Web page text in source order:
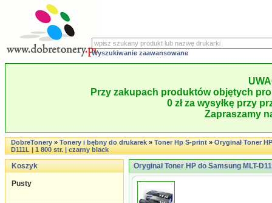
Wyszukiwanie zaawansowane
Przy zakupach produktów objętych
0 zł za wysyłkę przy
Zapraszamy
DobreTonery»Tonery i bębny do drukarek»Toner Hp S-print»Oryginał Toner
D111L | 1 800 str. | czarny black
Koszyk
Pusty
Oryginał Toner HP do Samsung MLT-